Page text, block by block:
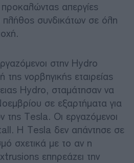
απεργίες
συνδικάτων σε όλη
στην Hydro
νορβηγικής εταιρείας
Hydro, σταμάτησαν να
σε εξαρτήματα για
της Tesla. Οι εργαζόμενοι
Η Tesla δεν απάντησε σε
σχετικά με το αν η
επηρεάζει την